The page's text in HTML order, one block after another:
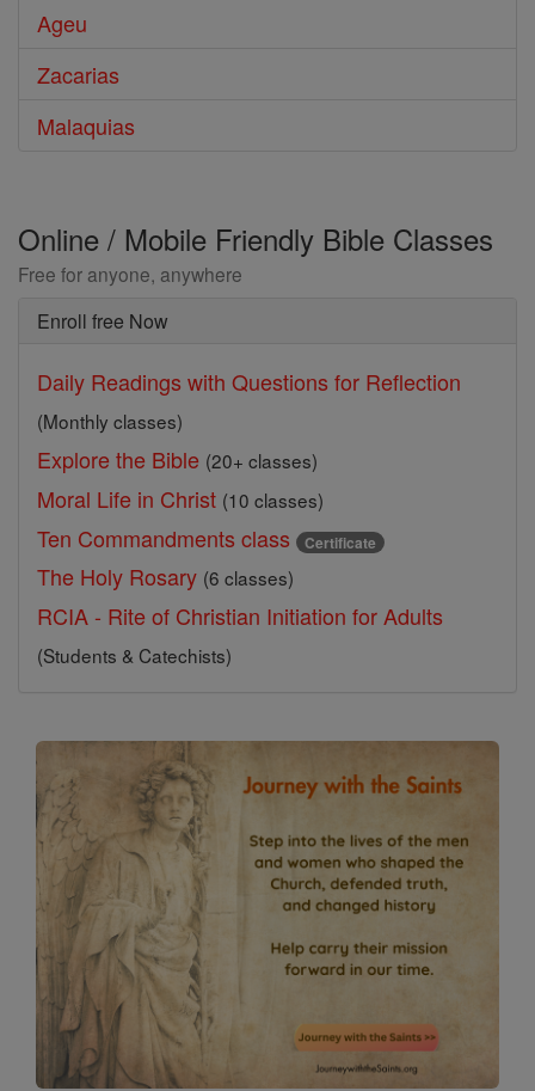
Ageu
Zacarias
Malaquias
Online / Mobile Friendly Bible Classes
Free for anyone, anywhere
Enroll free Now
Daily Readings with Questions for Reflection
(Monthly classes)
Explore the Bible (20+ classes)
Moral Life in Christ (10 classes)
Ten Commandments class Certificate
The Holy Rosary (6 classes)
RCIA - Rite of Christian Initiation for Adults
(Students & Catechists)